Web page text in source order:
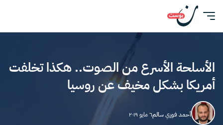
الأسلحة الأسرع من الصوت.. هكذا تخلفت
أمريكا بشكل مخيف عن روسيا
أحمد فوزي سالم٦ مايو ٢٠١٩